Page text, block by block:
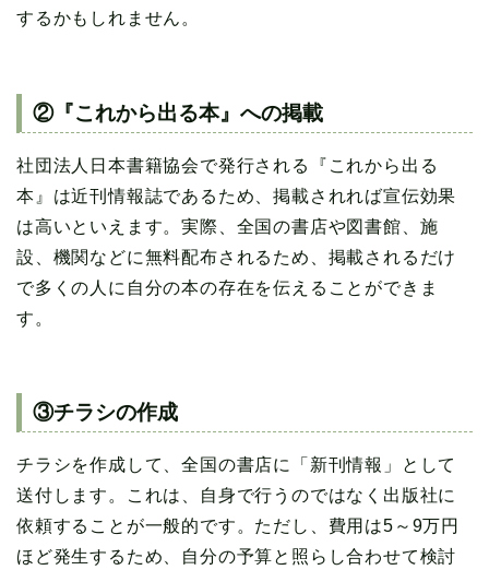
するかもしれません。
②『これから出る本』への掲載
社団法人日本書籍協会で発行される『これから出る
本』は近刊情報誌であるため、掲載されれば宣伝効果
は高いといえます。実際、全国の書店や図書館、施
設、機関などに無料配布されるため、掲載されるだけ
で多くの人に自分の本の存在を伝えることができま
す。
③チラシの作成
チラシを作成して、全国の書店に「新刊情報」として
送付します。これは、自身で行うのではなく出版社に
依頼することが一般的です。ただし、費用は5～9万円
ほど発生するため、自分の予算と照らし合わせて検討